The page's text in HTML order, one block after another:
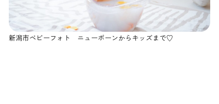
新潟市ベビーフォト ニューボーンからキッズまで♡